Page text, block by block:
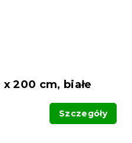
200 cm, białe
Szczegóły